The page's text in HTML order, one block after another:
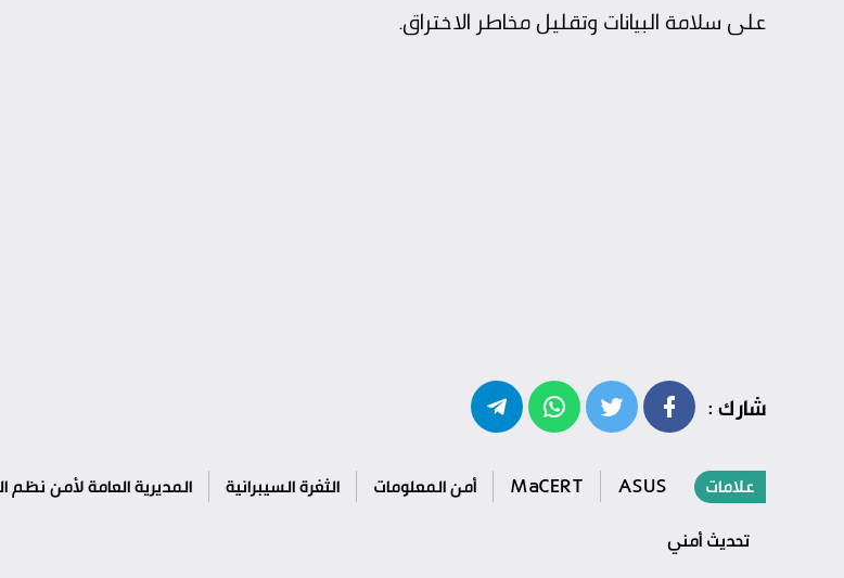
على سلامة البيانات وتقليل مخاطر الاختراق.
شارك :
علامات ASUS
MaCERT أمن المعلومات الثغرة السيبرانية
المديرية العامة لأمن نظم
تحديث أمني